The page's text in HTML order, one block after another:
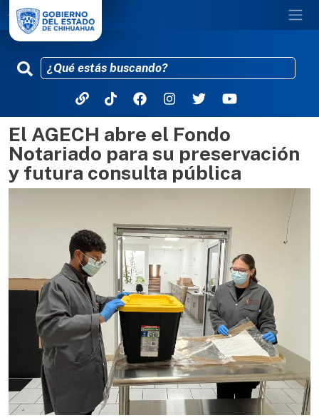
Pasar al contenido principal
El AGECH abre el Fondo
Notariado para su preservación
y futura consulta pública